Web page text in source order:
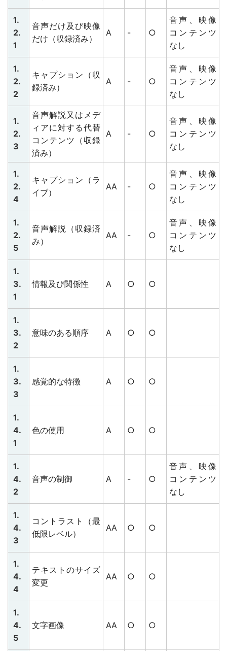
1.
2.
1
音声だけ及び映像
だけ（収録済み）
A - ○
音声、映像
コンテンツ
なし
1.
2.
2
キャプション（収
録済み）
A - ○
音声、映像
コンテンツ
なし
1.
2.
3
音声解説又はメデ
ィアに対する代替
コンテンツ（収録
済み）
A - ○
音声、映像
コンテンツ
なし
1.
2.
4
キャプション（ラ
イブ）
AA - ○
音声、映像
コンテンツ
なし
1.
2.
5
音声解説（収録済
み）
AA - ○
音声、映像
コンテンツ
なし
1.
3.
1
情報及び関係性 A ○ ○
1.
3.
2
意味のある順序 A ○ ○
1.
3.
3
感覚的な特徴 A ○ ○
1.
4.
1
色の使用 A ○ ○
1.
4.
2
音声の制御 A - ○
音声、映像
コンテンツ
なし
1.
4.
3
コントラスト（最
低限レベル）
AA ○ ○
1.
4.
4
テキストのサイズ
変更
AA ○ ○
1.
4.
5
文字画像 AA ○ ○